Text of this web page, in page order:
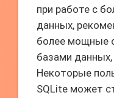
при работе с
данных,
более мощные
базами
Некоторые
SQLite может